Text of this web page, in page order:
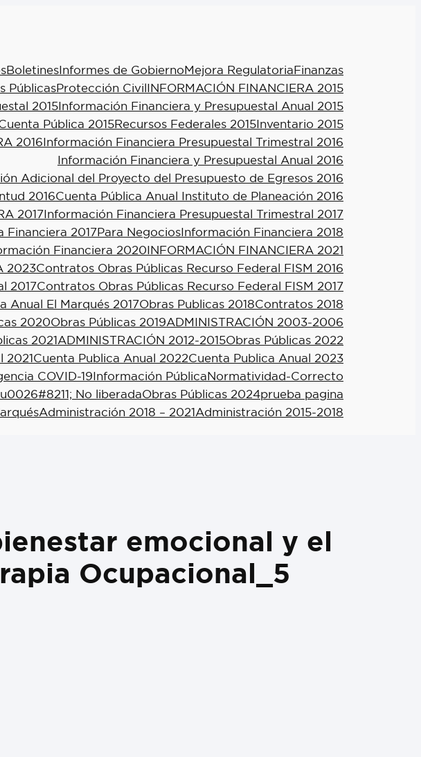
BoletinesInformes de GobiernoMejora RegulatoriaFinanzas
PúblicasProtección CivilINFORMACIÓN FINANCIERA 2015
2015Información Financiera y Presupuestal Anual 2015
Pública 2015Recursos Federales 2015Inventario 2015
2016Información Financiera Presupuestal Trimestral 2016
Información Financiera y Presupuestal Anual 2016
Adicional del Proyecto del Presupuesto de Egresos 2016
2016Cuenta Pública Anual Instituto de Planeación 2016
2017Información Financiera Presupuestal Trimestral 2017
Financiera 2017Para NegociosInformación Financiera 2018
Financiera 2020INFORMACIÓN FINANCIERA 2021
2023Contratos Obras Públicas Recurso Federal FISM 2016
2017Contratos Obras Públicas Recurso Federal FISM 2017
Anual El Marqués 2017Obras Publicas 2018Contratos 2018
2020Obras Públicas 2019ADMINISTRACIÓN 2003-2006
2021ADMINISTRACIÓN 2012-2015Obras Públicas 2022
2021Cuenta Publica Anual 2022Cuenta Publica Anual 2023
COVID-19Información PúblicaNormatividad-Correcto
No liberadaObras Públicas 2024prueba pagina
Administración 2018 – 2021Administración 2015-2018
emocional y el
Ocupacional_5